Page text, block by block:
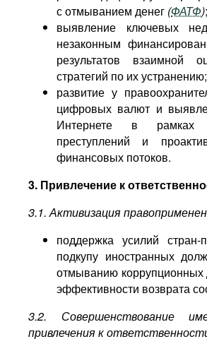
с отмыванием денег (ФАТФ);
выявление ключевых
незаконным
результатов взаимной
стратегий по их устранению;
развитие у
цифровых валют и
Интернете в рамках
преступлений и
финансовых потоков.
3. Привлечение к
3.1. Активизация
поддержка усилий стран-
подкупу иностранных
отмыванию
эффективности возврата
3.2. Совершенствование
привлечения к